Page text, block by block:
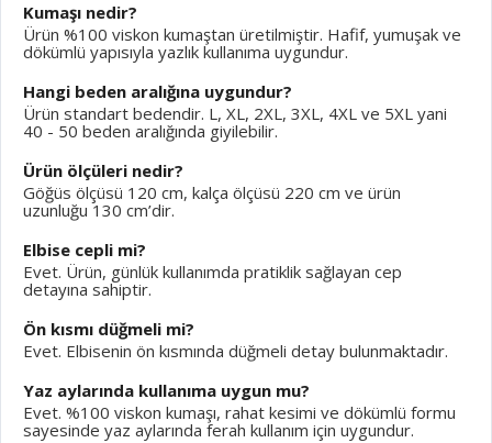
Kumaşı nedir?
Ürün %100 viskon kumaştan üretilmiştir. Hafif, yumuşak ve
dökümlü yapısıyla yazlık kullanıma uygundur.
Hangi beden aralığına uygundur?
Ürün standart bedendir. L, XL, 2XL, 3XL, 4XL ve 5XL yani
40 - 50 beden aralığında giyilebilir.
Ürün ölçüleri nedir?
Göğüs ölçüsü 120 cm, kalça ölçüsü 220 cm ve ürün
uzunluğu 130 cm’dir.
Elbise cepli mi?
Evet. Ürün, günlük kullanımda pratiklik sağlayan cep
detayına sahiptir.
Ön kısmı düğmeli mi?
Evet. Elbisenin ön kısmında düğmeli detay bulunmaktadır.
Yaz aylarında kullanıma uygun mu?
Evet. %100 viskon kumaşı, rahat kesimi ve dökümlü formu
sayesinde yaz aylarında ferah kullanım için uygundur.